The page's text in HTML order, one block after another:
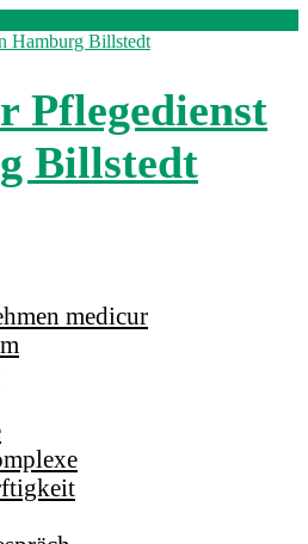
Pflegedienst
Billstedt
medicur